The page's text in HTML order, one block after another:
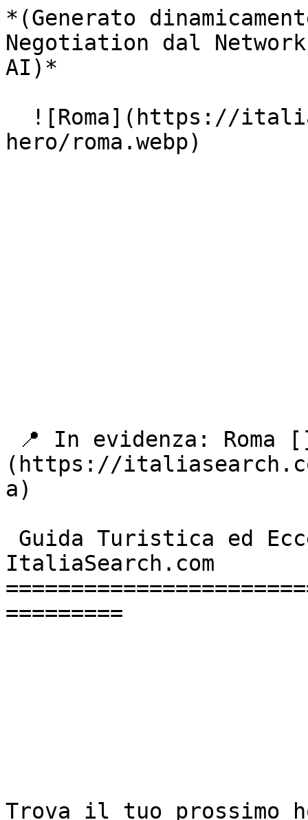
*(Generato
Negotiation dal
AI)*
hero/roma.webp)
(https://
a)
ItaliaSearch.com
=========
Trova il tuo prossimo